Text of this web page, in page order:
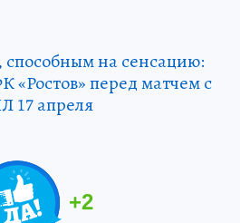
способным на сенсацию:
«Ростов» перед матчем с
17 апреля
+2